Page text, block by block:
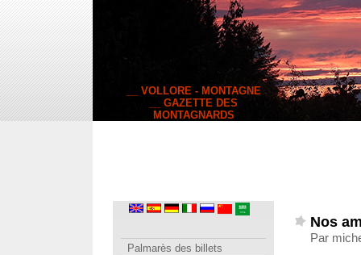
__ VOLLORE - MONTAGNE
__ GAZETTE DES
MONTAGNARDS
Nos
Par
Palmarès des billets